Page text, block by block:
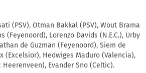
(PSV), Otman Bakkal (PSV), Wout Brama
(Feyenoord), Lorenzo Davids (N.E.C.), Urby
de Guzman (Feyenoord), Siem de
(Excelsior), Hedwiges Maduro (Valencia),
Heerenveen), Evander Sno (Celtic).